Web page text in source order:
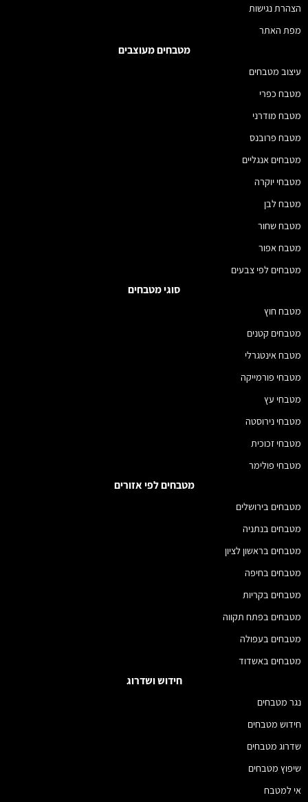
הצהרת נגישות
מפת האתר
מטבחים מעוצבים
עיצוב מטבחים
מטבח כפרי
מטבח מודרני
מטבח פרובנס
מטבחים אנגליים
מטבחי יוקרה
מטבח לבן
מטבח שחור
מטבח אפור
מטבחים לפי צבעים
סוגי מטבחים
מטבח חוץ
מטבחים קטנים
מטבח אינטגרלי
מטבחי פורמייקה
מטבחי עץ
מטבחי נירוסטה
מטבחי זכוכית
מטבחי פולימר
מטבחים לפי אזורים
מטבחים בירושלים
מטבחים בנתניה
מטבחים בראשון לציון
מטבחים בחיפה
מטבחים בקריות
מטבחים בפתח תקווה
מטבחים בעפולה
מטבחים באשדוד
חידוש ושדרוג
נגר מטבחים
חידוש מטבחים
שדרוג מטבחים
שיפוץ מטבחים
אי למטבח